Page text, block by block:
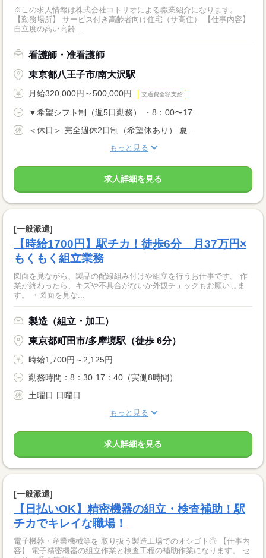
※この求人情報は株式会社コトリオによる職業紹介になります。
【勤務場所】 サービス付き高齢者向け住宅（サ高住） 【仕事内容】
自立度の高い高齢...
看護師・准看護師
東京都八王子市/南大沢駅
月給320,000円～500,000円 交通費全額支給
▼希望シフト制（週5日勤務） ・8：00〜17...
＜休日＞ 完全週休2日制（希望休あり） 夏...
もっと見る
求人詳細を見る
[一般派遣]
【時給1700円】駅チカ！徒歩6分 月37万円×
もくもく組立業務
図面を見ながら、製品の配線組み付けや組立を行うお仕事です。 作
業が終わったら、キズや不具合がないか外観チェックもお願いしま
す。 ・図面を見な...
製造（組立・加工）
東京都町田市/多摩境駅（徒歩 6分）
時給1,700円～2,125円
勤務時間：8：30‾17：40（実働8時間）
土曜日 日曜日
もっと見る
求人詳細を見る
[一般派遣]
【日払いOK】精密機器の組立・検査補助！駅
チカでキレイな職場！
電子機器・産業機械等を 取り扱う製造工場でのオシゴト◎ 【仕事内
容】 電子精密機器の組立作業と検査工程の補助作業になります。 セ